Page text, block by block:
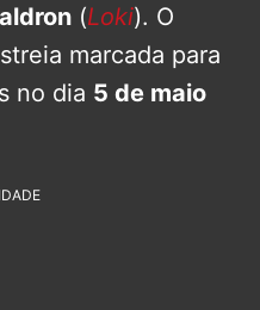
(Loki). O
marcada para
no dia 5 de maio